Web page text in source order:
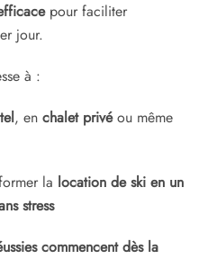
pour faciliter
jour.
à :
, en chalet privéou même
la location de ski en un
stress
commencent dès la